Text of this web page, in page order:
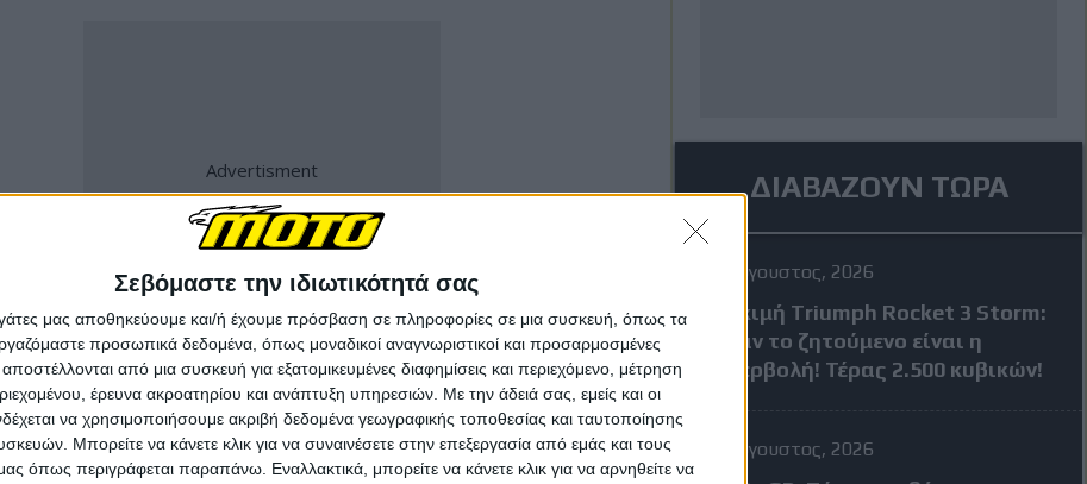
Σεβόμαστε την ιδιωτικότητά σας
μας αποθηκεύουμε και/ή έχουμε πρόσβαση σε πληροφορίες σε μια συσκευή, όπως τα
προσωπικά δεδομένα, όπως μοναδικοί αναγνωριστικοί και προσαρμοσμένες
από μια συσκευή για εξατομικευμένες διαφημίσεις και περιεχόμενο, μέτρηση
έρευνα ακροατηρίου και ανάπτυξη υπηρεσιών. Με την άδειά σας, εμείς και οι
να χρησιμοποιήσουμε ακριβή δεδομένα γεωγραφικής τοποθεσίας και ταυτοποίησης
Μπορείτε να κάνετε κλικ για να συναινέσετε στην επεξεργασία από εμάς και τους
όπως περιγράφεται παραπάνω. Εναλλακτικά, μπορείτε να κάνετε κλικ για να αρνηθείτε να
ΔΙΑΒΑΖΟΥΝ ΤΩΡΑ
4 Αύγουστος, 2026
Δοκιμή Triumph Rocket 3 Storm:
Όταν το ζητούμενο είναι η
υπερβολή! Τέρας 2.500 κυβικών!
4 Αύγουστος, 2026